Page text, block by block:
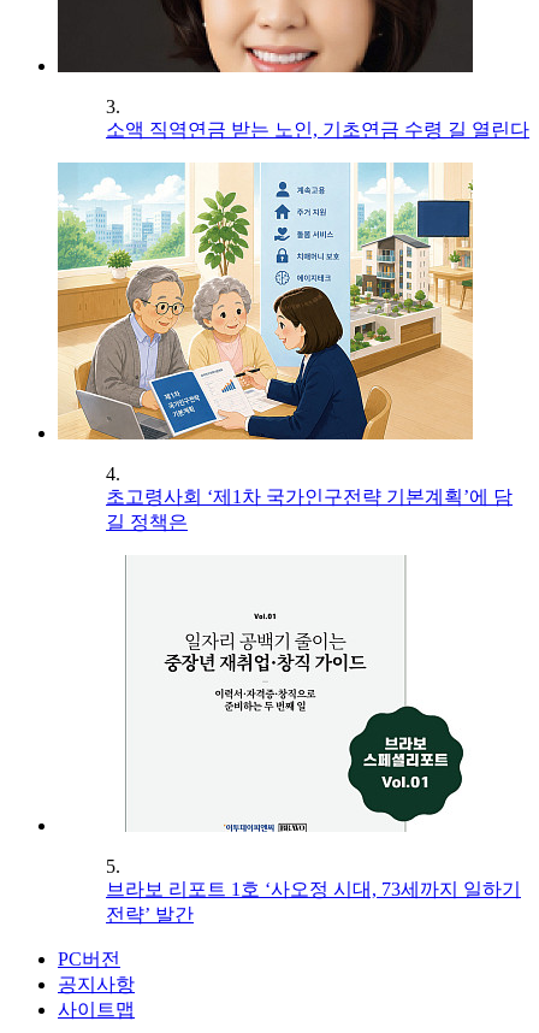
3.
소액 직역연금 받는 노인, 기초연금 수령 길 열린다
4.
초고령사회 ‘제1차 국가인구전략 기본계획’에 담
길 정책은
5.
브라보 리포트 1호 ‘사오정 시대, 73세까지 일하기
전략’ 발간
PC버전
공지사항
사이트맵